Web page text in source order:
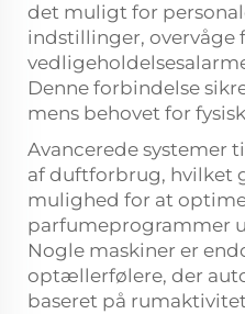
det muligt for
indstillinger,
Denne forbindelse
mens behovet for
Avancerede systemer
af duftforbrug, hvilket
mulighed for at
parfumeprogrammer
Nogle maskiner er
optællerfølere, der
baseret på